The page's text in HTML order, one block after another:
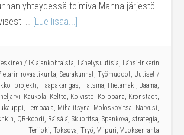
yhteydessä toimiva Manna-järjestö
… [Lue lisää...]
/ IK ajankohtaista, Lähetysuutisia, Länsi-Inkerin
rovastikunta, Seurakunnat, Työmuodot, Uutiset /
-projekti, Haapakangas, Hatsina, Hietamäki, Jaama,
, Kaukola, Keltto, Koivisto, Kolppana, Kronstadt,
, Lempaala, Mihalitsyna, Moloskovitsa, Narvusi,
, QR-koodi, Räisälä, Skuoritsa, Spankova, strategia,
Terijoki, Toksova, Tryö, Viipuri, Vuoksenranta